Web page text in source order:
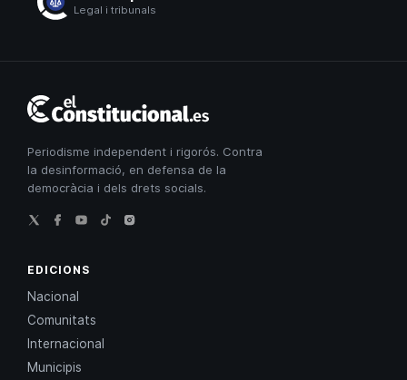
Legal i tribunals
Constitucional
Periodisme independent i rigorós. Contra
la desinformació, en defensa de la
democràcia i dels drets socials.
EDICIONS
Nacional
Comunitats
Internacional
Municipis